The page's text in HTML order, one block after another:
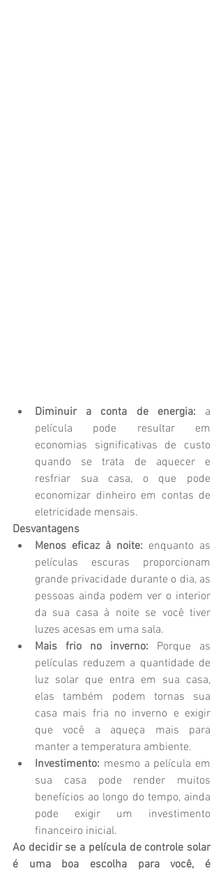
Diminuir a conta de energia: a
película pode resultar em
economias significativas de custo
quando se trata de aquecer e
resfriar sua casa, o que pode
economizar dinheiro em contas de
eletricidade mensais.
Desvantagens
Menos eficaz à noite: enquanto as
películas escuras proporcionam
grande privacidade durante o dia, as
pessoas ainda podem ver o interior
da sua casa à noite se você tiver
luzes acesas em uma sala.
Mais frio no inverno: Porque as
películas reduzem a quantidade de
luz solar que entra em sua casa,
elas também podem tornas sua
casa mais fria no inverno e exigir
que você a aqueça mais para
manter a temperatura ambiente.
Investimento: mesmo a película em
sua casa pode render muitos
benefícios ao longo do tempo, ainda
pode exigir um investimento
financeiro inicial.
Ao decidir se a película de controle solar
é uma boa escolha para você, é